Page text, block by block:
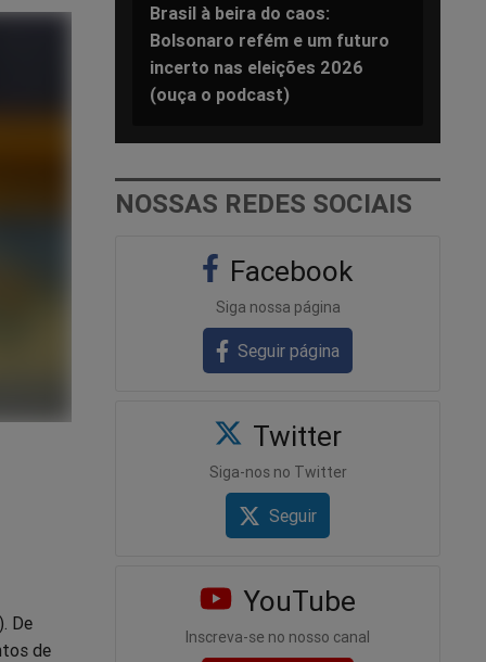
De
de
Brasil à beira do caos:
Bolsonaro refém e um futuro
incerto nas eleições 2026
(ouça o podcast)
NOSSAS REDES SOCIAIS
Facebook
Siga nossa página
Seguir página
Twitter
Siga-nos no Twitter
Seguir
YouTube
Inscreva-se no nosso canal